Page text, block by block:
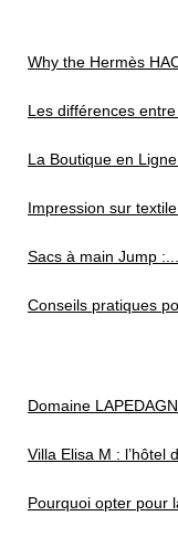
Why the Hermès
Les différences
La Boutique en
Impression sur
Sacs à main Jump :...
Conseils pratiques
Domaine
Villa Elisa M : l’hôtel
Pourquoi opter pour